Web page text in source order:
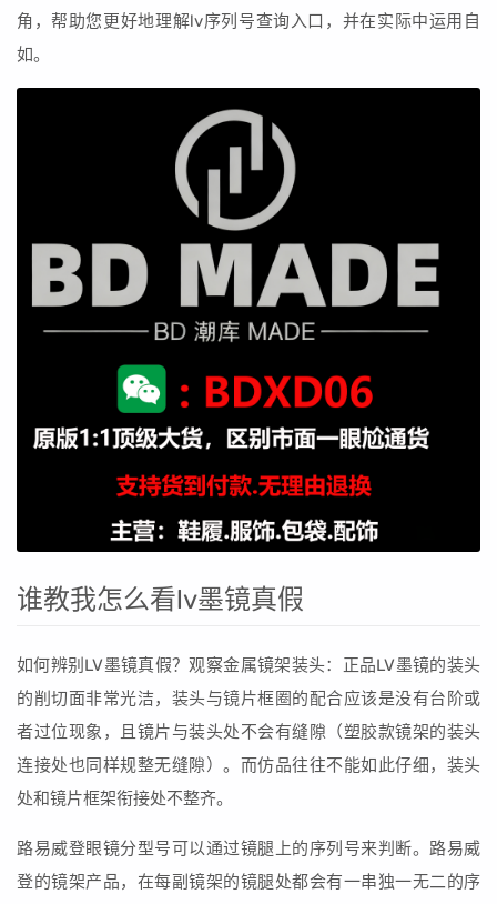
角，帮助您更好地理解lv序列号查询入口，并在实际中运用自
如。
谁教我怎么看lv墨镜真假
如何辨别LV墨镜真假？观察金属镜架装头：正品LV墨镜的装头
的削切面非常光洁，装头与镜片框圈的配合应该是没有台阶或
者过位现象，且镜片与装头处不会有缝隙（塑胶款镜架的装头
连接处也同样规整无缝隙）。而仿品往往不能如此仔细，装头
处和镜片框架衔接处不整齐。
路易威登眼镜分型号可以通过镜腿上的序列号来判断。路易威
登的镜架产品，在每副镜架的镜腿处都会有一串独一无二的序